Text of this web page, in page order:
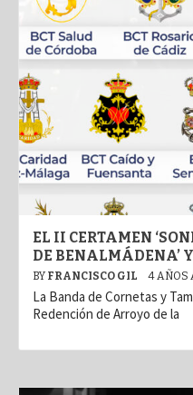
EL II CERTAMEN
DE BENALMÁDENA’
BY FRANCISCO GIL 4 AÑOS
La Banda de Cornetas y
Redención de Arroyo de la